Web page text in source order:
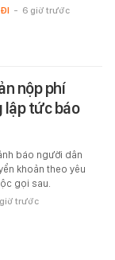
ĐI - 6 giờ trước
nộp phí
lập tức báo
báo người dân
khoản theo yêu
gọi sau.
trước